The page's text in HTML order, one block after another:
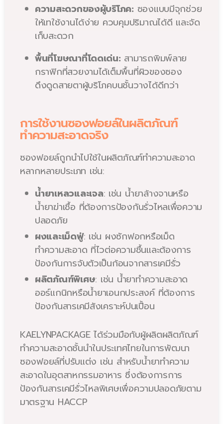
ความสะดวกของผู้บริโภค: ซองแบบมีจุกช่วย
ให้เทใช้งานได้ง่าย ควบคุมปริมาณได้ดี และจัด
เก็บสะดวก
พื้นที่โฆษณาที่โดดเด่น: สามารถพิมพ์ลาย
กราฟิกที่สวยงามได้เต็มพื้นที่ผิวของซอง
ดึงดูดสายตาผู้บริโภคบนชั้นวางได้ดีกว่า
การใช้งานซองฟอยล์ในผลิตภัณฑ์
ทำความสะอาดจริง
ซองฟอยล์ถูกนำไปใช้ในผลิตภัณฑ์ทำความสะอาด
หลากหลายประเภท เช่น:
น้ำยาเหลวและเจล: เช่น น้ำยาล้างจานหรือ
น้ำยาฆ่าเชื้อ ที่ต้องการป้องกันรั่วไหลเพื่อความ
ปลอดภัย
ผงและเม็ดฟู่: เช่น ผงซักฟอกหรือเม็ด
ทำความสะอาด ที่ไวต่อความชื้นและต้องการ
ป้องกันการจับตัวเป็นก้อนจากสารเคมีรั่ว
ผลิตภัณฑ์พิเศษ: เช่น น้ำยาทำความสะอาด
ออร์แกนิกหรือน้ำยาเอนกประสงค์ ที่ต้องการ
ป้องกันสารเคมีสังเคราะห์ปนเปื้อน
KAELYNPACKAGE ได้ร่วมมือกับผู้ผลิตผลิตภัณฑ์
ทำความสะอาดชั้นนำในประเทศไทยในการพัฒนา
ซองฟอยล์ที่ปรับแต่ง เช่น สำหรับน้ำยาทำความ
สะอาดในอุตสาหกรรมอาหาร ซึ่งต้องการการ
ป้องกันสารเคมีรั่วไหลพิเศษเพื่อความปลอดภัยตาม
มาตรฐาน HACCP